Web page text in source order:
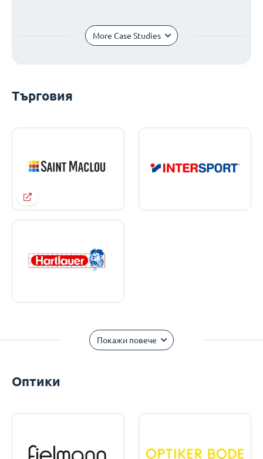
More Case Studies
Търговия
Покажи повече
Оптики